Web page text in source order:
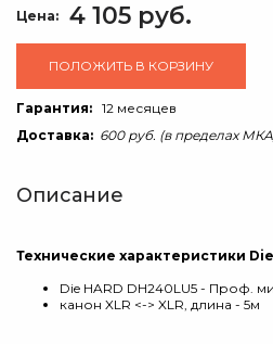
Цена: 4 105 руб.
ПОЛОЖИТЬ В КОРЗИНУ
Гарантия: 12 месяцев
Доставка: 600 руб. (в пределах
Описание
Технические характеристики Die
Die HARD DH240LU5 - Проф.
канон XLR <-> XLR, длина - 5м